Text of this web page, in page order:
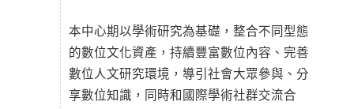
本中心期以學術研究為基礎，整合不同型態
的數位文化資產，持續豐富數位內容、完善
數位人文研究環境，導引社會大眾參與、分
享數位知識，同時和國際學術社群交流合